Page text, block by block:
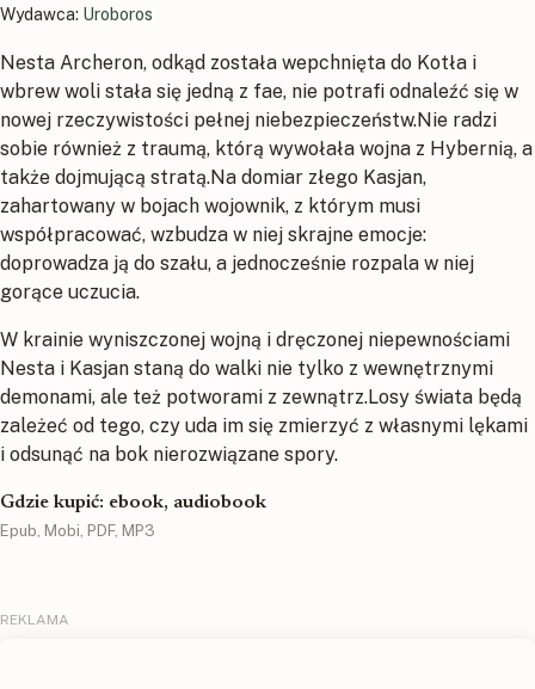
Wydawca: Uroboros
Nesta Archeron, odkąd została wepchnięta do Kotła i
wbrew woli stała się jedną z fae, nie potrafi odnaleźć się w
nowej rzeczywistości pełnej niebezpieczeństw.Nie radzi
sobie również z traumą, którą wywołała wojna z Hybernią, a
także dojmującą stratą.Na domiar złego Kasjan,
zahartowany w bojach wojownik, z którym musi
współpracować, wzbudza w niej skrajne emocje:
doprowadza ją do szału, a jednocześnie rozpala w niej
gorące uczucia.
W krainie wyniszczonej wojną i dręczonej niepewnościami
Nesta i Kasjan staną do walki nie tylko z wewnętrznymi
demonami, ale też potworami z zewnątrz.Losy świata będą
zależeć od tego, czy uda im się zmie­rzyć z własnymi lękami
i odsunąć na bok nierozwiązane spory.
Gdzie kupić: ebook, audiobook
Epub, Mobi, PDF, MP3